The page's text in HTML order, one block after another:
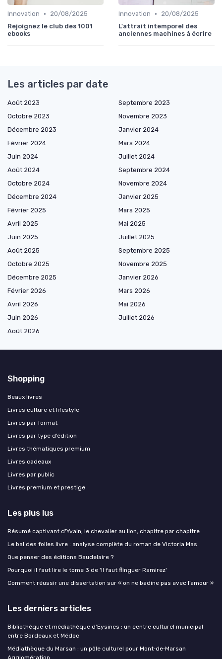
Innovation •
20/08/2025
Rejoignez le club des 1001
ebooks
Innovation •
20/08/2025
L'attrait intemporel des
anciennes machines à écrire
Les articles par date
Août 2023
Septembre 2023
Octobre 2023
Novembre 2023
Décembre 2023
Janvier 2024
Février 2024
Mars 2024
Juin 2024
Juillet 2024
Août 2024
Septembre 2024
Octobre 2024
Novembre 2024
Décembre 2024
Janvier 2025
Février 2025
Mars 2025
Avril 2025
Mai 2025
Juin 2025
Juillet 2025
Août 2025
Septembre 2025
Octobre 2025
Novembre 2025
Décembre 2025
Janvier 2026
Février 2026
Mars 2026
Avril 2026
Mai 2026
Juin 2026
Juillet 2026
Août 2026
Shopping
Beaux livres
Livres culture et lifestyle
Livres par format
Livres par type d’édition
Livres thématiques premium
Livres cadeaux
Livres par public
Livres premium et prestige
Les plus lus
Résumé captivant d'Yvain, le chevalier au lion, chapitre par chapitre
Le bal des folles livre : analyse complète du roman de Victoria Mas
Que penser des éditions Baudelaire ?
Pourquoi il faut lire le tome 3 de 'Il faut flinguer Ramirez'
Comment réussir une dissertation sur « on ne badine pas avec l’amour »
Les derniers articles
Bibliothèque et médiathèque d’Eysines : un centre culturel municipal
entre Bordeaux et Médoc
Médiathèque du Marsan : un pôle culturel pour Mont‑de‑Marsan
Agglomération